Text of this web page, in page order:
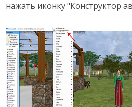
нажать иконку "Конструктор